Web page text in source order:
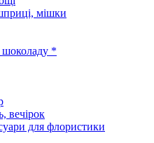
мішки
*
вечірок
для флористики